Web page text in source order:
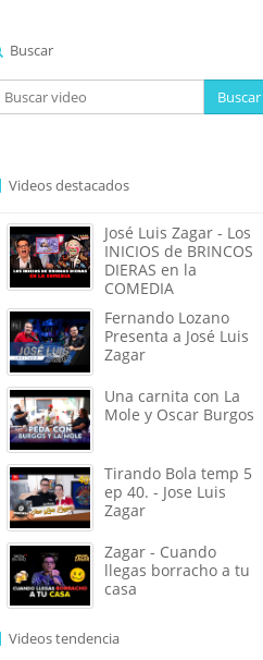
Buscar
Buscar
Videos destacados
José Luis Zagar - Los
INICIOS de BRINCOS
DIERAS en la
COMEDIA
Fernando Lozano
Presenta a José Luis
Zagar
Una carnita con La
Mole y Oscar Burgos
Tirando Bola temp 5
ep 40. - Jose Luis
Zagar
Zagar - Cuando
llegas borracho a tu
casa
Videos tendencia